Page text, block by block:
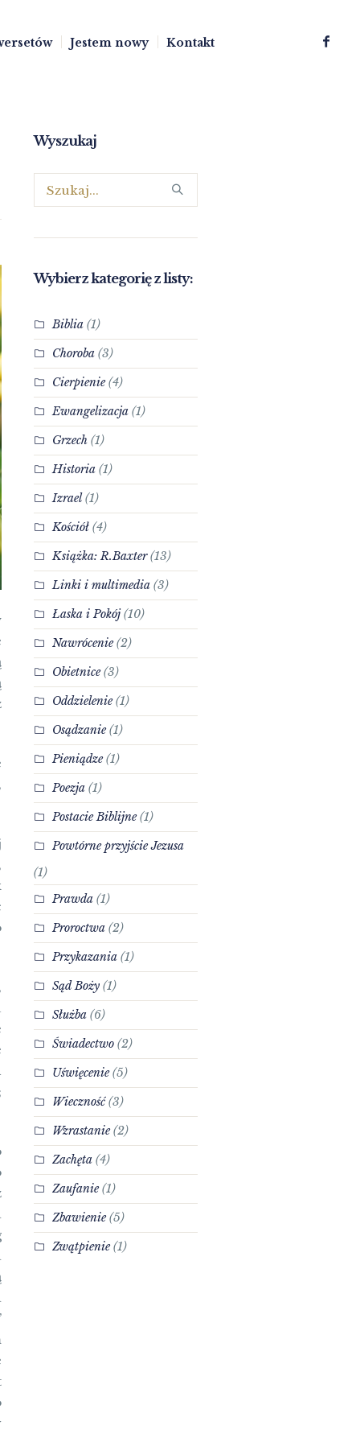
Jestem nowy Kontakt
Wyszukaj
Wybierz kategorię z listy:
Biblia(1)
Choroba(3)
Cierpienie(4)
Ewangelizacja(1)
Grzech(1)
Historia(1)
Izrael(1)
Kościół(4)
Książka: R.Baxter(13)
Linki i multimedia(3)
Łaska i Pokój(10)
Nawrócenie(2)
Obietnice(3)
Oddzielenie(1)
Osądzanie(1)
Pieniądze(1)
Poezja(1)
Postacie Biblijne(1)
Powtórne przyjście Jezusa
(1)
Prawda(1)
Proroctwa(2)
Przykazania(1)
Sąd Boży(1)
Służba(6)
Świadectwo(2)
Uświęcenie(5)
Wieczność(3)
Wzrastanie(2)
Zachęta(4)
Zaufanie(1)
Zbawienie(5)
Zwątpienie(1)